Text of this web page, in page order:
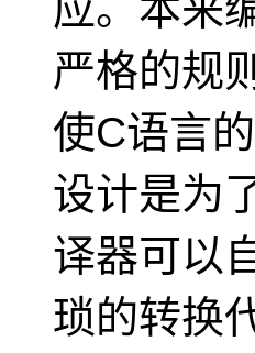
严格的规
使C语言
设计是为
译器可以
琐的转换